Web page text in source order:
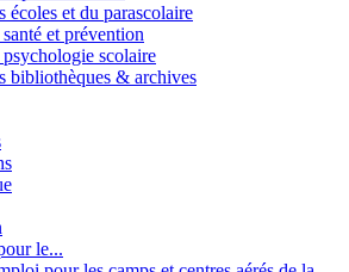
écoles et du parascolaire
et prévention
psychologie scolaire
bibliothèques & archives
le...